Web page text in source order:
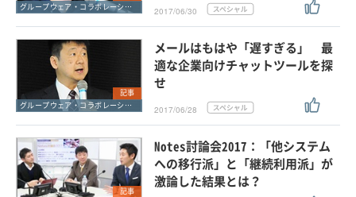
グループウェア・コラボレーション
2017/06/30
記事
グループウェア・コラボレーション
メールはもはや「遅すぎる」 最
適な企業向けチャットツールを探
せ
2017/06/28
記事
Notes討論会2017：「他システム
への移行派」と「継続利用派」が
激論した結果とは？